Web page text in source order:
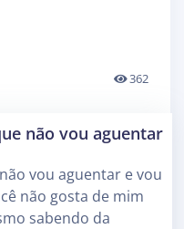
362
não vou aguentar
vou aguentar e vou
não gosta de mim
sabendo da